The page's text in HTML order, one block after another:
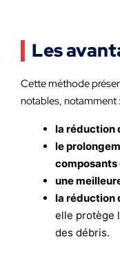
Les
Cette méthode
notables, notamment :
la réduction
le
une
la réduction
elle protège
des débris.